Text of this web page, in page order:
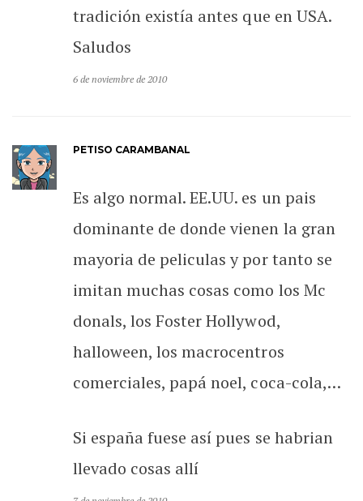
tradición existía antes que en USA.
Saludos
6 de noviembre de 2010
PETISO CARAMBANAL
Es algo normal. EE.UU. es un pais
dominante de donde vienen la gran
mayoria de peliculas y por tanto se
imitan muchas cosas como los Mc
donals, los Foster Hollywod,
halloween, los macrocentros
comerciales, papá noel, coca-cola,…
Si españa fuese así pues se habrian
llevado cosas allí